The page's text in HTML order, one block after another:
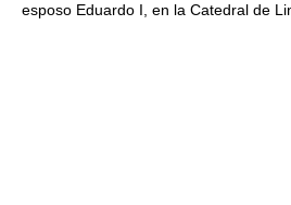
esposo Eduardo I, en la Catedral de